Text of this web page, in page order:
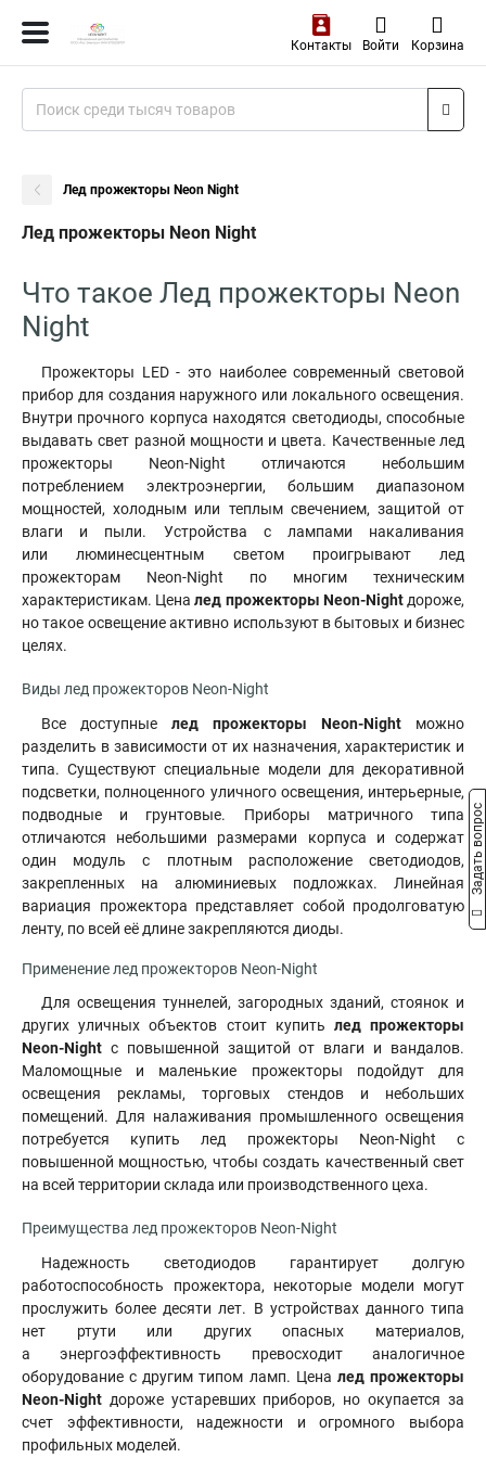
Контакты Войти Корзина
Лед прожекторы Neon Night
Лед прожекторы Neon Night
Что такое Лед прожекторы Neon
Night
Прожекторы LED - это наиболее современный световой
прибор для создания наружного или локального освещения.
Внутри прочного корпуса находятся светодиоды, способные
выдавать свет разной мощности и цвета. Качественные лед
прожекторы Neon-Night отличаются небольшим
потреблением электроэнергии, большим диапазоном
мощностей, холодным или теплым свечением, защитой от
влаги и пыли. Устройства с лампами накаливания
или люминесцентным светом проигрывают лед
прожекторам Neon-Night по многим техническим
характеристикам. Ценалед прожекторы Neon-Nightдороже,
но такое освещение активно используют в бытовых и бизнес
целях.
Виды лед прожекторов Neon-Night
Все доступные лед прожекторы Neon-Night можно
разделить в зависимости от их назначения, характеристик и
типа. Существуют специальные модели для декоративной
подсветки, полноценного уличного освещения, интерьерные,
подводные и грунтовые. Приборы матричного типа
отличаются небольшими размерами корпуса и содержат
один модуль с плотным расположение светодиодов,
закрепленных на алюминиевых подложках. Линейная
вариация прожектора представляет собой продолговатую
ленту, по всей её длине закрепляются диоды.
Применение лед прожекторов Neon-Night
Для освещения туннелей, загородных зданий, стоянок и
других уличных объектов стоит купить лед прожекторы
Neon-Night с повышенной защитой от влаги и вандалов.
Маломощные и маленькие прожекторы подойдут для
освещения рекламы, торговых стендов и небольших
помещений. Для налаживания промышленного освещения
потребуется купить лед прожекторы Neon-Night с
повышенной мощностью, чтобы создать качественный свет
на всей территории склада или производственного цеха.
Преимущества лед прожекторов Neon-Night
Надежность светодиодов гарантирует долгую
работоспособность прожектора, некоторые модели могут
прослужить более десяти лет. В устройствах данного типа
нет ртути или других опасных материалов,
а энергоэффективность превосходит аналогичное
оборудование с другим типом ламп. Цена лед прожекторы
Neon-Night дороже устаревших приборов, но окупается за
счет эффективности, надежности и огромного выбора
профильных моделей.
Задать вопрос